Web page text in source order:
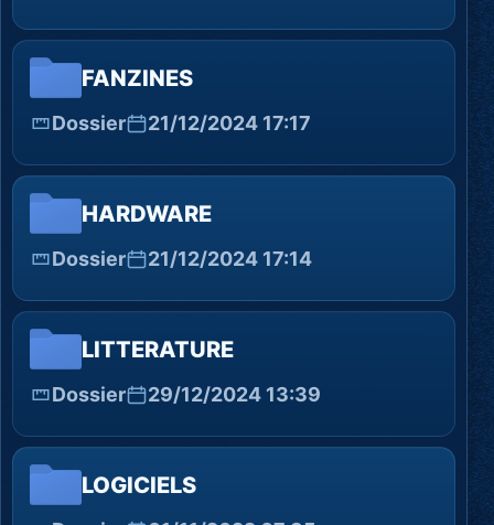
FANZINES
Dossier 21/12/2024 17:17
HARDWARE
Dossier 21/12/2024 17:14
LITTERATURE
Dossier 29/12/2024 13:39
LOGICIELS